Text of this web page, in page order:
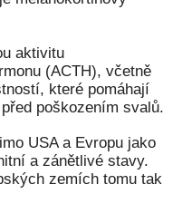
aktivitu
(ACTH), včetně
které pomáhají
poškozením svalů.
USA a Evropu jako
a zánětlivé stavy.
zemích tomu tak